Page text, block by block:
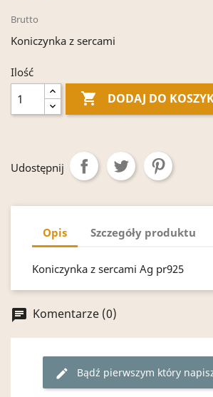
Brutto
Koniczynka z sercami
Ilość
 DODAJ DO
Udostępnij
Opis Szczegóły produktu
Koniczynka z sercami Ag pr925
chat Komentarze (0)
edit Bądź pierwszym który